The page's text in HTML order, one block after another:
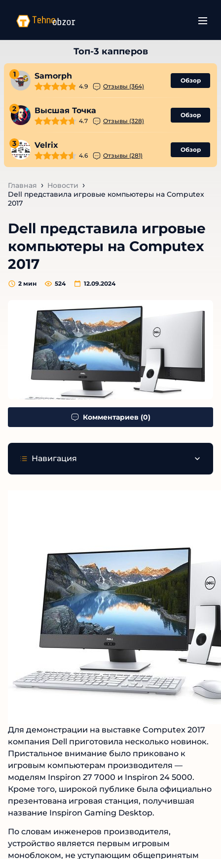
1 Samorph
4.9 Отзывы (364)
Обзор
2 Высшая Точка
4.7 Отзывы (328)
Обзор
3 Velrix
4.6 Отзывы (281)
Обзор
Главная
Новости
Dell представила игровые компьютеры на Computex
2017
Dell представила игровые
компьютеры на Computex
2017
12.09.2024
2 мин 524
Комментариев (0)
Навигация
Для демонстрации на выставке Computex 2017
компания Dell приготовила несколько новинок.
Пристальное внимание было приковано к
игровым компьютерам производителя —
моделям Inspiron 27 7000 и Inspiron 24 5000.
Кроме того, широкой публике была официально
презентована игровая станция, получившая
название Inspiron Gaming Desktop.
По словам инженеров производителя,
устройство является первым игровым
моноблоком, не уступающим общепринятым